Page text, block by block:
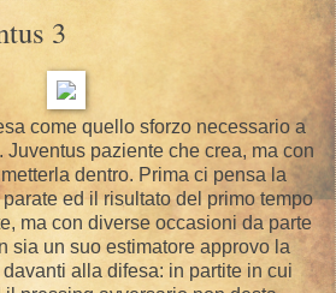
3
come quello sforzo necessario a
paziente che crea, ma con
dentro. Prima ci pensa la
ed il risultato del primo tempo
ma con diverse occasioni da parte
sia un suo estimatore approvo la
alla difesa: in partite in cui